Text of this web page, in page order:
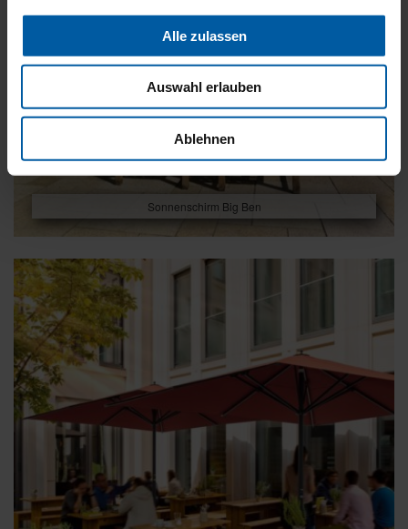
Alle zulassen
Auswahl erlauben
Ablehnen
Sonnenschirm Big Ben